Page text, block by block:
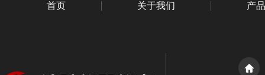
首页 关于我们 产